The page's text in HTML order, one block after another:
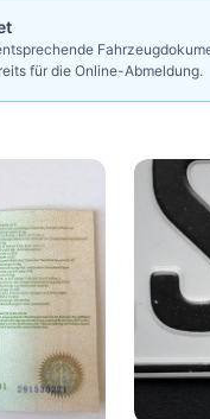
für die Online-Abmeldung.